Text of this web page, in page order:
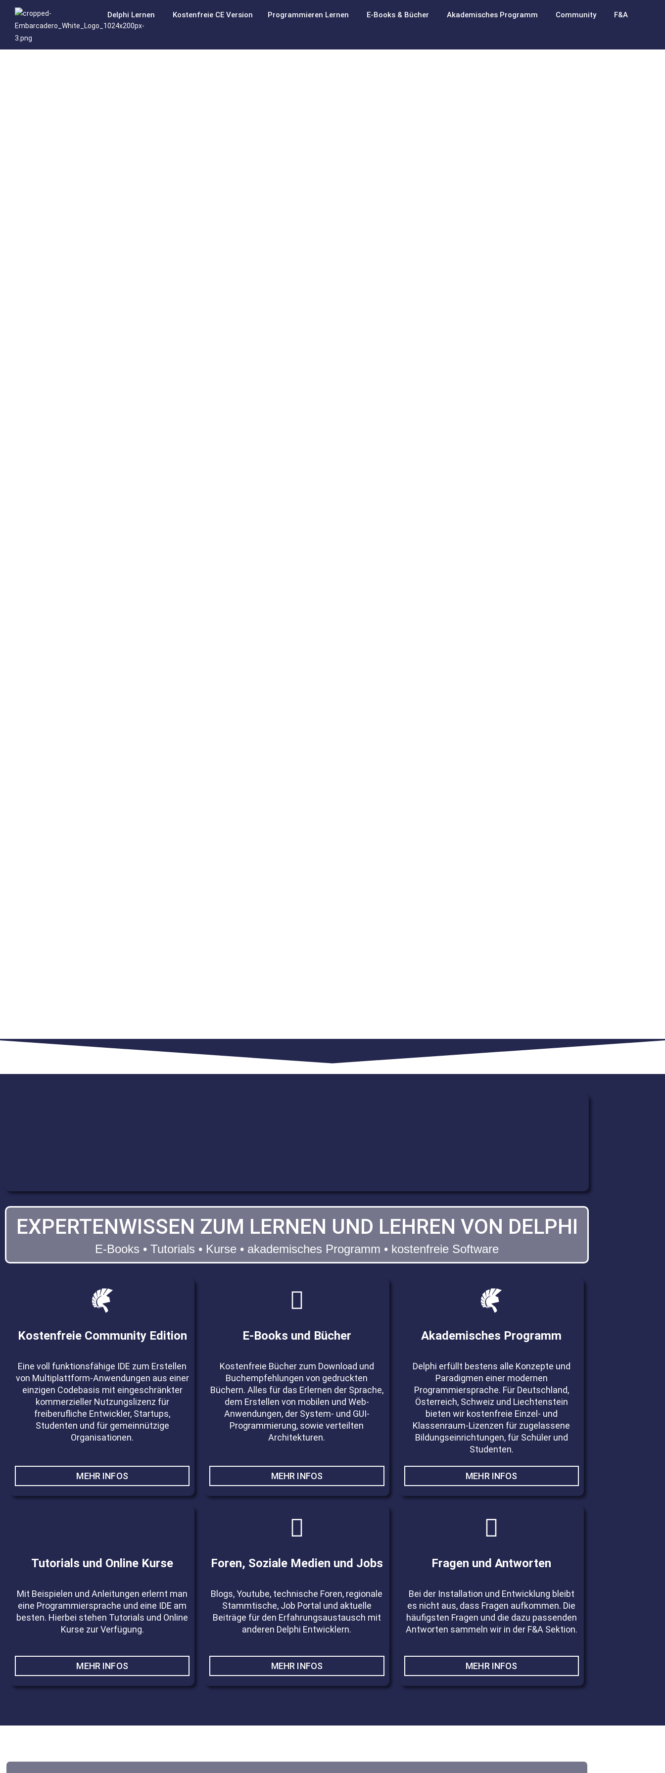
Delphi Lernen Kostenfreie CE Version Programmieren Lernen E-Books & Bücher Akademisches Programm Community F&A
EXPERTENWISSEN ZUM LERNEN UND LEHREN VON DELPHI
E-Books • Tutorials • Kurse • akademisches Programm • kostenfreie Software
Kostenfreie Community Edition
Eine voll funktionsfähige IDE zum Erstellen
von Multiplattform-Anwendungen aus einer
einzigen Codebasis mit eingeschränkter
kommerzieller Nutzungslizenz für
freiberufliche Entwickler, Startups,
Studenten und für gemeinnützige
Organisationen.
MEHR INFOS
E-Books und Bücher
Kostenfreie Bücher zum Download und
Buchempfehlungen von gedruckten
Büchern. Alles für das Erlernen der Sprache,
dem Erstellen von mobilen und Web-
Anwendungen, der System- und GUI-
Programmierung, sowie verteilten
Architekturen.
MEHR INFOS
Akademisches Programm
Delphi erfüllt bestens alle Konzepte und
Paradigmen einer modernen
Programmiersprache. Für Deutschland,
Österreich, Schweiz und Liechtenstein
bieten wir kostenfreie Einzel- und
Klassenraum-Lizenzen für zugelassene
Bildungseinrichtungen, für Schüler und
Studenten.
MEHR INFOS
Tutorials und Online Kurse
Mit Beispielen und Anleitungen erlernt man
eine Programmiersprache und eine IDE am
besten. Hierbei stehen Tutorials und Online
Kurse zur Verfügung.
MEHR INFOS
Foren, Soziale Medien und Jobs
Blogs, Youtube, technische Foren, regionale
Stammtische, Job Portal und aktuelle
Beiträge für den Erfahrungsaustausch mit
anderen Delphi Entwicklern.
MEHR INFOS
Fragen und Antworten
Bei der Installation und Entwicklung bleibt
es nicht aus, dass Fragen aufkommen. Die
häufigsten Fragen und die dazu passenden
Antworten sammeln wir in der F&A Sektion.
MEHR INFOS